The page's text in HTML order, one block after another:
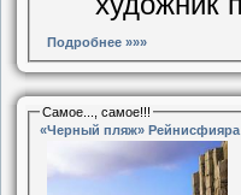
Подробнее »»»
Самое..., самое!!!
«Черный пляж» Рейнисфияра